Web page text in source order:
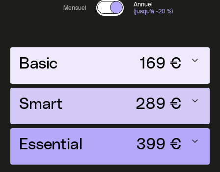
Changer pour le tarif annuel
Mensuel
Annuel
(jusqu'à -20 %)
Basic 169 €
11 €
Smart 289 €
23 €
Essential 399 €
34 €